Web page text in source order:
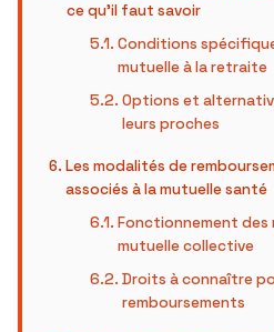
ce qu’il faut savoir
Conditions
mutuelle à la retraite
Options et
leurs proches
Les modalités de
associés à la mutuelle santé
Fonctionnement des
mutuelle collective
Droits à connaître
remboursements